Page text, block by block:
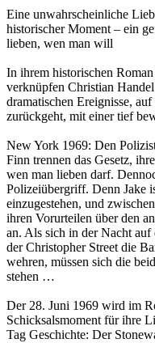
Eine unwahrscheinliche
historischer Moment – ein
lieben, wen man will
In ihrem historischen
verknüpfen Christian
dramatischen Ereignisse,
zurückgeht, mit einer tief
New York 1969: Den
Finn trennen das Gesetz,
wen man lieben darf.
Polizeiübergriff. Denn Jake
einzugestehen, und
ihren Vorurteilen über den
an. Als sich in der Nacht
der Christopher Street die
wehren, müssen sich die
stehen …
Der 28. Juni 1969 wird im
Schicksalsmoment für ihre
Tag Geschichte: Der